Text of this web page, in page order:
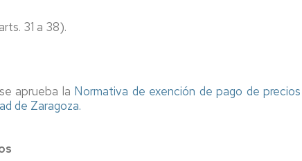
31 a 38).
aprueba la Normativa de exención de pago de precios
de Zaragoza.